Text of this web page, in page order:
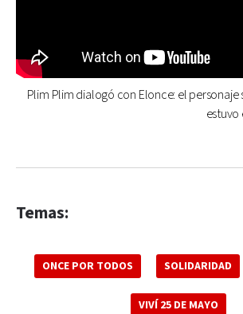
Plim Plim dialogó con Elonce: el
estuvo
Temas:
ONCE POR TODOS SOLIDARIDAD
VIVÍ 25 DE MAYO